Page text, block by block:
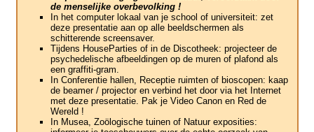
de menselijke overbevolking !
In het computer lokaal van je school of universiteit: zet
deze presentatie aan op alle beeldschermen als
schitterende screensaver.
Tijdens HouseParties of in de Discotheek: projecteer de
psychedelische afbeeldingen op de muren of plafond als
een graffiti-gram.
In Conferentie hallen, Receptie ruimten of bioscopen: kaap
de beamer / projector en verbind het door via het Internet
met deze presentatie. Pak je Video Canon en Red de
Wereld !
In Musea, Zoölogische tuinen of Natuur exposities: